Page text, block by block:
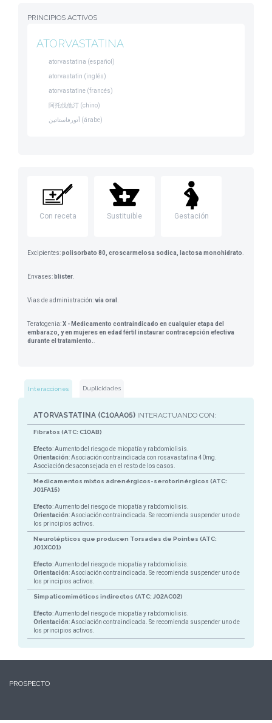
PRINCIPIOS ACTIVOS
ATORVASTATINA
atorvastatina (español)
atorvastatin (inglés)
atorvastatine (francés)
阿托伐他汀 (chino)
أتورفاستاتين (árabe)
Con receta Sustituible Gestación
Excipientes:polisorbato 80, croscarmelosa sodica, lactosa monohidrato
Envases: blister
Vias de administración:vía oral
Teratogenia:X - Medicamento contraindicado en cualquier etapa del
embarazo, y en mujeres en edad fértil instaurar contracepción efectiva
durante el tratamiento.
Interacciones Duplicidades
ATORVASTATINA (C10AA05) INTERACTUANDO CON:
Fibratos (ATC: C10AB)
Efecto: Aumento del riesgo de miopatía y rabdomiolisis.
Orientación: Asociación contraindicada con rosavastatina 40mg.
Asociación desaconsejada en el resto de los casos.
Medicamentos mixtos adrenérgicos-serotorinérgicos (ATC:
J01FA15)
Efecto: Aumento del riesgo de miopatía y rabdomiolisis.
Orientación: Asociación contraindicada. Se recomienda suspender uno de
los principios activos.
Neurolépticos que producen Torsades de Pointes (ATC:
J01XC01)
Efecto: Aumento del riesgo de miopatía y rabdomiolisis.
Orientación: Asociación contraindicada. Se recomienda suspender uno de
los principios activos.
Simpaticomiméticos indirectos (ATC: J02AC02)
Efecto: Aumento del riesgo de miopatía y rabdomiolisis.
Orientación: Asociación contraindicada. Se recomienda suspender uno de
los principios activos.
PROSPECTO